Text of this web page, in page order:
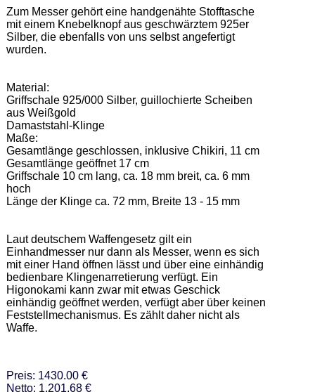
Zum Messer gehört eine handgenähte Stofftasche
mit einem Knebelknopf aus geschwärztem 925er
Silber, die ebenfalls von uns selbst angefertigt
wurden.
Material:
Griffschale 925/000 Silber, guillochierte Scheiben
aus Weißgold
Damaststahl-Klinge
Maße:
Gesamtlänge geschlossen, inklusive Chikiri, 11 cm
Gesamtlänge geöffnet 17 cm
Griffschale 10 cm lang, ca. 18 mm breit, ca. 6 mm
hoch
Länge der Klinge ca. 72 mm, Breite 13 - 15 mm
Laut deutschem Waffengesetz gilt ein
Einhandmesser nur dann als Messer, wenn es sich
mit einer Hand öffnen lässt und über eine einhändig
bedienbare Klingenarretierung verfügt. Ein
Higonokami kann zwar mit etwas Geschick
einhändig geöffnet werden, verfügt aber über keinen
Feststellmechanismus. Es zählt daher nicht als
Waffe.
Preis: 1430.00 €
Netto: 1.201,68 €